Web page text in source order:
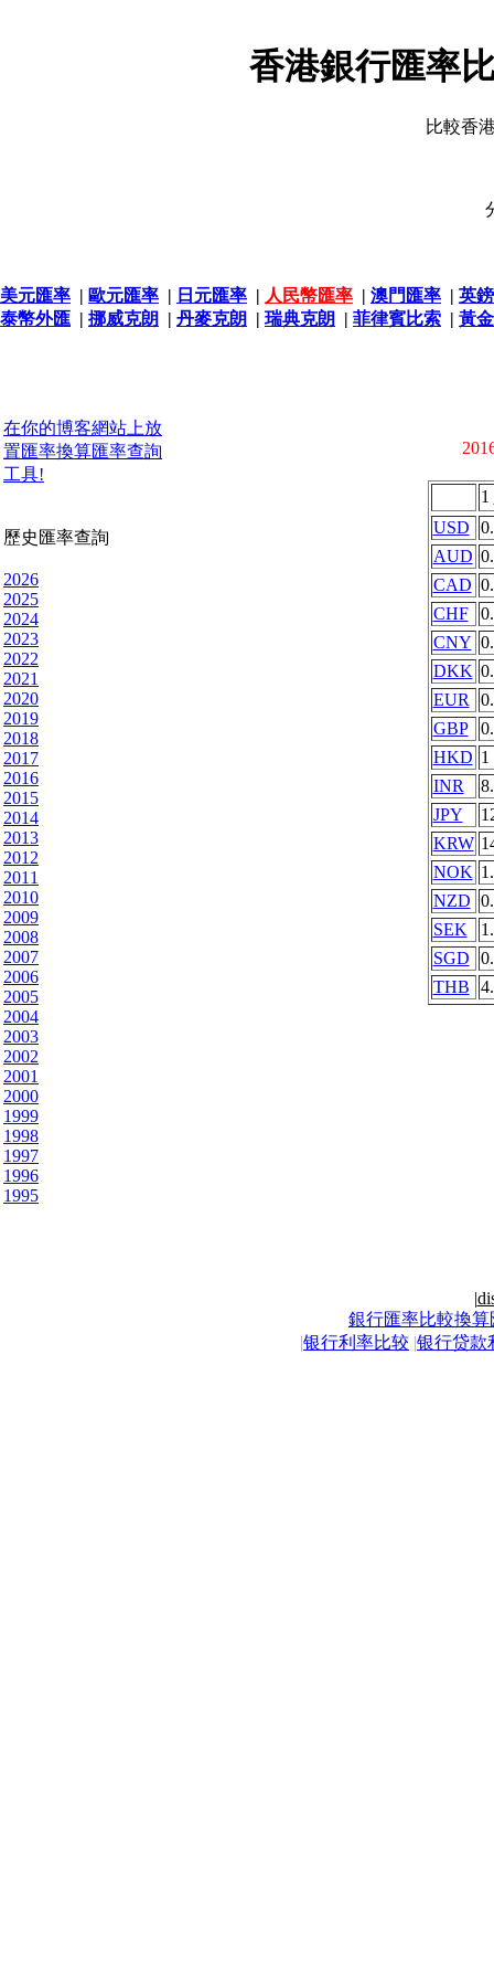
香港銀行匯率
比較香
美元匯率 | 歐元匯率 | 日元匯率 | 人民幣匯率 | 澳門匯率 | 英
泰幣外匯 | 挪威克朗 | 丹麥克朗 | 瑞典克朗 | 菲律賓比索 | 黃
在你的博客網站上放
置匯率換算匯率查詢
工具!
歷史匯率查詢
2026
2025
2024
2023
2022
2021
2020
2019
2018
2017
2016
2015
2014
2013
2012
2011
2010
2009
2008
2007
2006
2005
2004
2003
2002
2001
2000
1999
1998
1997
1996
1995
1
USD
AUD
CAD
CHF
CNY
DKK
EUR
GBP
HKD 1
INR
JPY
KRW
NOK
NZD
SEK
SGD
THB
|
銀行匯率比較換算
|银行利率比较 |银行贷款